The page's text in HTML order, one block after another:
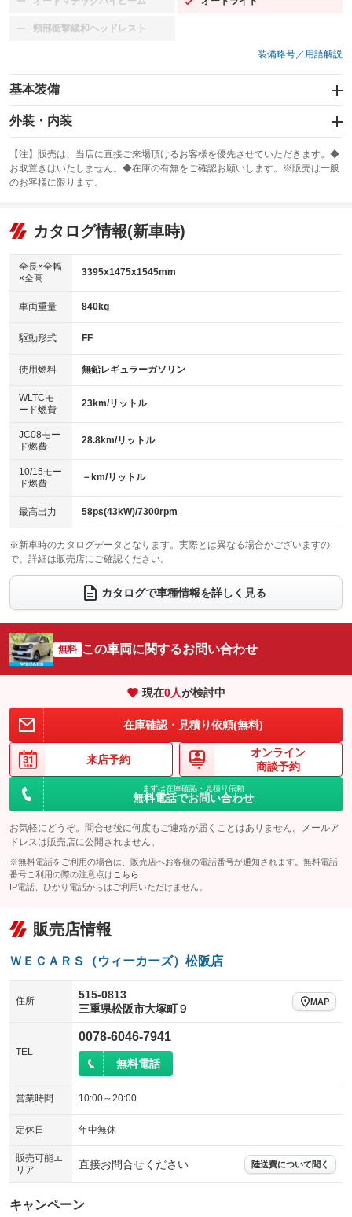
：装備なし ：装備あり
頸部衝撃緩和ヘッドレスト
：装備なし
装備略号／用語解説
基本装備
エアバッグ：運転席/助手席
：装備あり
：装備なし
サンルーフ
：装備なし ABS
リフトアップ
：装備なし
：装備なし
パワーウィンドウ
アイドリングストップ
：装備あり
USB入力端子
：装備なし
100V電源
：装備なし
センターデフロック
：装備なし
電動格納ミラー
：装備あり
外装・内装
カーナビ
：装備なし
TV
：装備なし
ビジュアル
：装備なし
：装備なし
革シート
キーレス
HID(キセノンライト)
：装備なし
バックカメラ
：装備なし
エアロ
：装備なし
：装備なし
パワーシート
ベンチシート
：装備なし
チップアップシート
：装備なし
：装備なし ：装備なし
ウォークスルー
：装備なし
電動リアゲート フロントカメラ
：装備なし
：装備なし ：装備なし
サイドカメラ
：装備なし ルーフレール
：装備なし
：装備なし
：装備なし
【注】販売は、当店に直接ご来場頂けるお客様を優先させていただきます。◆
お取置きはいたしません。◆在庫の有無をご確認お願いします。※販売は一般
のお客様に限ります。
カタログ情報(新車時)
全長×全幅
×全高
3395x1475x1545mm
車両重量 840kg
駆動形式 FF
使用燃料 無鉛レギュラーガソリン
WLTCモ
ード燃費
23km/リットル
JC08モー
ド燃費
28.8km/リットル
10/15モー
ド燃費
－km/リットル
最高出力 58ps(43kW)/7300rpm
※新車時のカタログデータとなります。実際とは異なる場合がございますの
で、詳細は販売店にご確認ください。
カタログで車種情報を詳しく見る
無料 この車両に関するお問い合わせ
現在0人が検討中
在庫確認・見積り依頼(無料)
来店予約
オンライン
商談予約
まずは在庫確認・見積り依頼
無料電話でお問い合わせ
お気軽にどうぞ。問合せ後に何度もご連絡が届くことはありません。メールア
ドレスは販売店に公開されません。
※無料電話をご利用の場合は、販売店へお客様の電話番号が通知されます。無料電話
番号ご利用の際の注意点は こちら
IP電話、ひかり電話からはご利用いただけません。
販売店情報
ＷＥＣＡＲＳ（ウィーカーズ）松阪店
住所
515-0813
三重県松阪市大塚町９
MAP
TEL
0078-6046-7941
無料電話
営業時間 10:00～20:00
定休日 年中無休
販売可能エ
リア
直接お問合せください 陸送費について聞く
キャンペーン